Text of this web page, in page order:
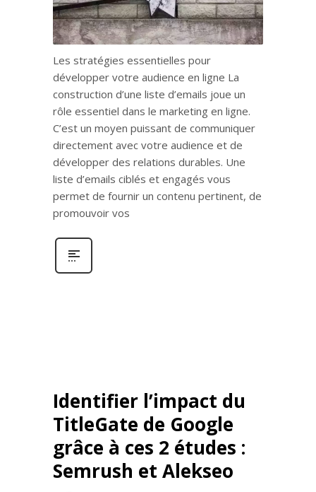
Les stratégies essentielles pour
développer votre audience en ligne La
construction d’une liste d’emails joue un
rôle essentiel dans le marketing en ligne.
C’est un moyen puissant de communiquer
directement avec votre audience et de
développer des relations durables. Une
liste d’emails ciblés et engagés vous
permet de fournir un contenu pertinent, de
promouvoir vos
Identifier l’impact du
TitleGate de Google
grâce à ces 2 études :
Semrush et Alekseo